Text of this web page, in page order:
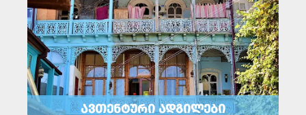
ᲐᲕᲗᲔᲜᲢᲣᲠᲘ ᲐᲓᲒᲘᲚᲔᲑᲘ